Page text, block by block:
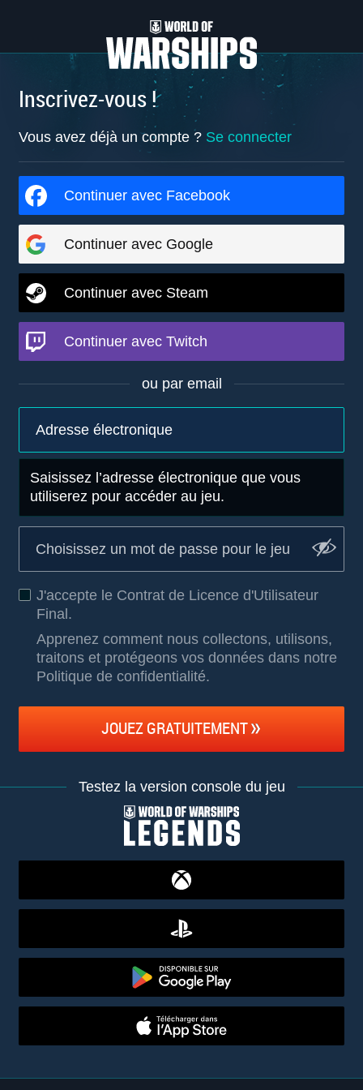
Inscrivez-vous !
Vous avez déjà un compte ? Se connecter
Continuer avec Facebook
Continuer avec Google
Continuer avec Steam
Continuer avec Twitch
ou par email
Saisissez l’adresse électronique que vous
utiliserez pour accéder au jeu.
J'accepte le Contrat de Licence d'Utilisateur
Final .
Apprenez comment nous collectons, utilisons,
traitons et protégeons vos données dans notre
Politique de confidentialité.
JOUEZ GRATUITEMENT
Testez la version console du jeu